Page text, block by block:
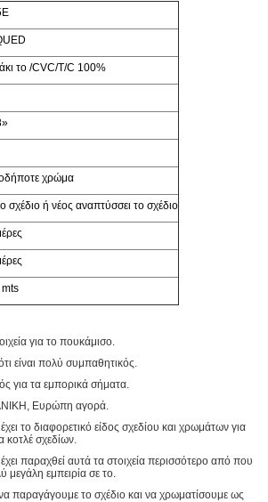
το /CVC/T/C 100%
χρώμα
σχέδιο ή νέος αναπτύσσει το σχέδιο
για το πουκάμισο.
είναι πολύ συμπαθητικός.
για τα εμπορικά σήματα.
Ευρώπη αγορά.
το διαφορετικό είδος σχεδίου και χρωμάτων για
κοτλέ σχεδίων.
παραχθεί αυτά τα στοιχεία περισσότερο από που
μεγάλη εμπειρία σε το.
παραγάγουμε το σχέδιο και να χρωματίσουμε ως